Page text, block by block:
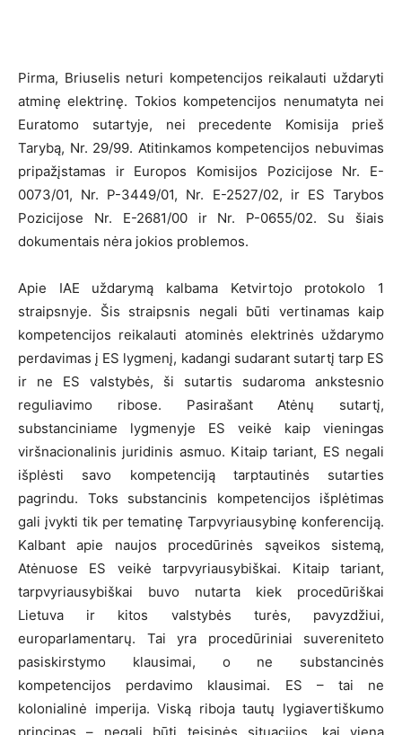
Pirma, Briuselis neturi kompetencijos reikalauti uždaryti
atminę elektrinę. Tokios kompetencijos nenumatyta nei
Euratomo sutartyje, nei precedente Komisija prieš
Tarybą, Nr. 29/99. Atitinkamos kompetencijos nebuvimas
pripažįstamas ir Europos Komisijos Pozicijose Nr. E-
0073/01, Nr. P-3449/01, Nr. E-2527/02, ir ES Tarybos
Pozicijose Nr. E-2681/00 ir Nr. P-0655/02. Su šiais
dokumentais nėra jokios problemos.
Apie IAE uždarymą kalbama Ketvirtojo protokolo 1
straipsnyje. Šis straipsnis negali būti vertinamas kaip
kompetencijos reikalauti atominės elektrinės uždarymo
perdavimas į ES lygmenį, kadangi sudarant sutartį tarp ES
ir ne ES valstybės, ši sutartis sudaroma ankstesnio
reguliavimo ribose. Pasirašant Atėnų sutartį,
substanciniame lygmenyje ES veikė kaip vieningas
viršnacionalinis juridinis asmuo. Kitaip tariant, ES negali
išplėsti savo kompetenciją tarptautinės sutarties
pagrindu. Toks substancinis kompetencijos išplėtimas
gali įvykti tik per tematinę Tarpvyriausybinę konferenciją.
Kalbant apie naujos procedūrinės sąveikos sistemą,
Atėnuose ES veikė tarpvyriausybiškai. Kitaip tariant,
tarpvyriausybiškai buvo nutarta kiek procedūriškai
Lietuva ir kitos valstybės turės, pavyzdžiui,
europarlamentarų. Tai yra procedūriniai suvereniteto
pasiskirstymo klausimai, o ne substancinės
kompetencijos perdavimo klausimai. ES – tai ne
kolonialinė imperija. Viską riboja tautų lygiavertiškumo